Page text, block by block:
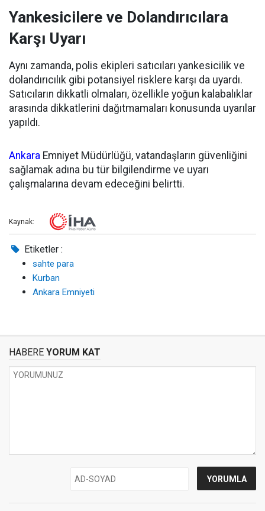
Yankesicilere ve Dolandırıcılara
Karşı Uyarı
Aynı zamanda, polis ekipleri satıcıları yankesicilik ve
dolandırıcılık gibi potansiyel risklere karşı da uyardı.
Satıcıların dikkatli olmaları, özellikle yoğun kalabalıklar
arasında dikkatlerini dağıtmamaları konusunda uyarılar
yapıldı.
Ankara Emniyet Müdürlüğü, vatandaşların güvenliğini
sağlamak adına bu tür bilgilendirme ve uyarı
çalışmalarına devam edeceğini belirtti.
Kaynak:
Etiketler :
sahte para
Kurban
Ankara Emniyeti
HABERE YORUM KAT